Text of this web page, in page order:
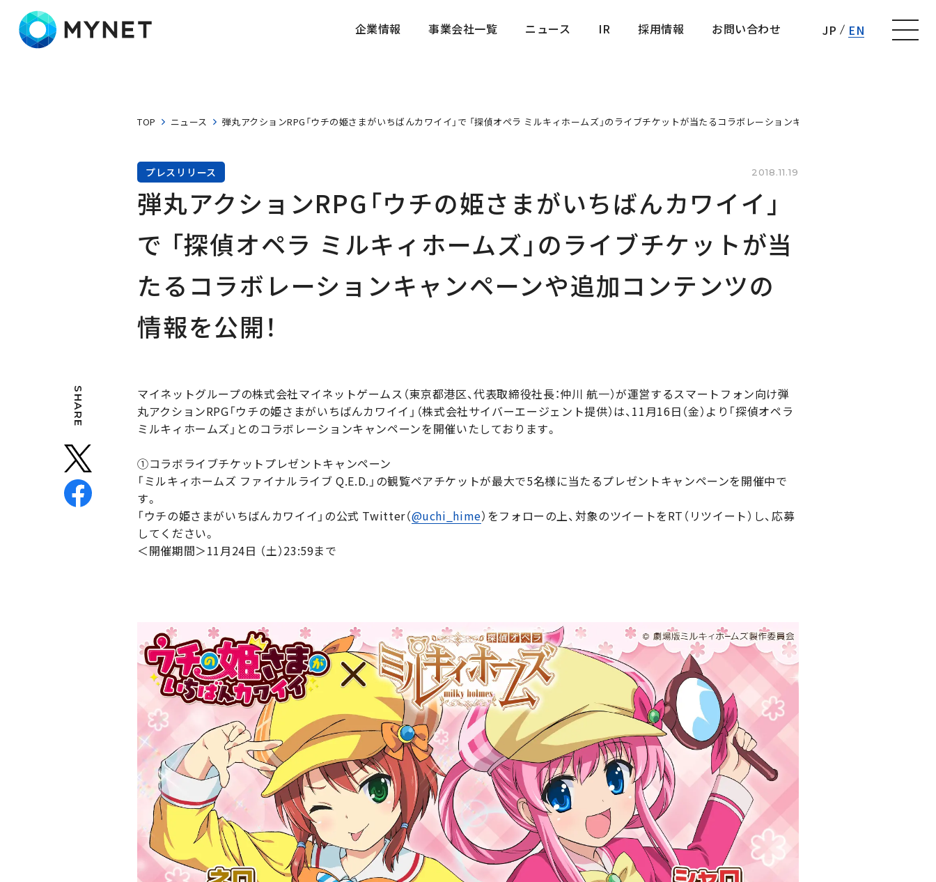
企業情報
事業会社一覧
ニュース
IR
採用情報
お問い合わせ
JP EN
TOP ニュース 弾丸アクションRPG「ウチの姫さまがいちばんカワイイ」で 「探偵オペラ ミルキィホームズ」のライブチケットが当たるコラボレーションキャンペーンや追加コンテンツの
プレスリリース 2018.11.19
弾丸アクションRPG「ウチの姫さまがいちばんカワイイ」
で 「探偵オペラ ミルキィホームズ」のライブチケットが当
たるコラボレーションキャンペーンや追加コンテンツの
情報を公開！
SHARE
マイネットグループの株式会社マイネットゲームス（東京都港区、代表取締役社長：仲川 航一）が運営するスマートフォン向け弾
丸アクションRPG「ウチの姫さまがいちばんカワイイ」（株式会社サイバーエージェント提供）は、11月16日（金）より「探偵オペラ
ミルキィホームズ」とのコラボレーションキャンペーンを開催いたしております。
①コラボライブチケットプレゼントキャンペーン
「ミルキィホームズ ファイナルライブ Q.E.D.」の観覧ペアチケットが最大で5名様に当たるプレゼントキャンペーンを開催中で
す。
「ウチの姫さまがいちばんカワイイ」の公式 Twitter（@uchi_hime）をフォローの上、対象のツイートをRT（リツイート）し、応募
してください。
＜開催期間＞11月24日 （土）23:59まで